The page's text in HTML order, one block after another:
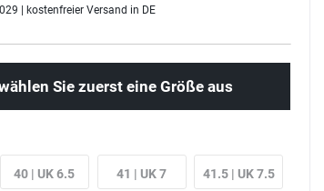
| kostenfreier Versand in DE
Sie zuerst eine Größe aus
40 | UK 6.5 41 | UK 7 41.5 | UK 7.5